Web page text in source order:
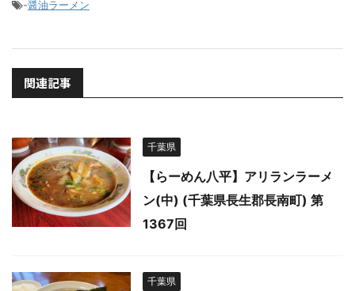
-醤油ラーメン
関連記事
千葉県
【らーめん八平】アリランラーメ
ン(中) (千葉県長生郡長南町) 第
1367回
千葉県